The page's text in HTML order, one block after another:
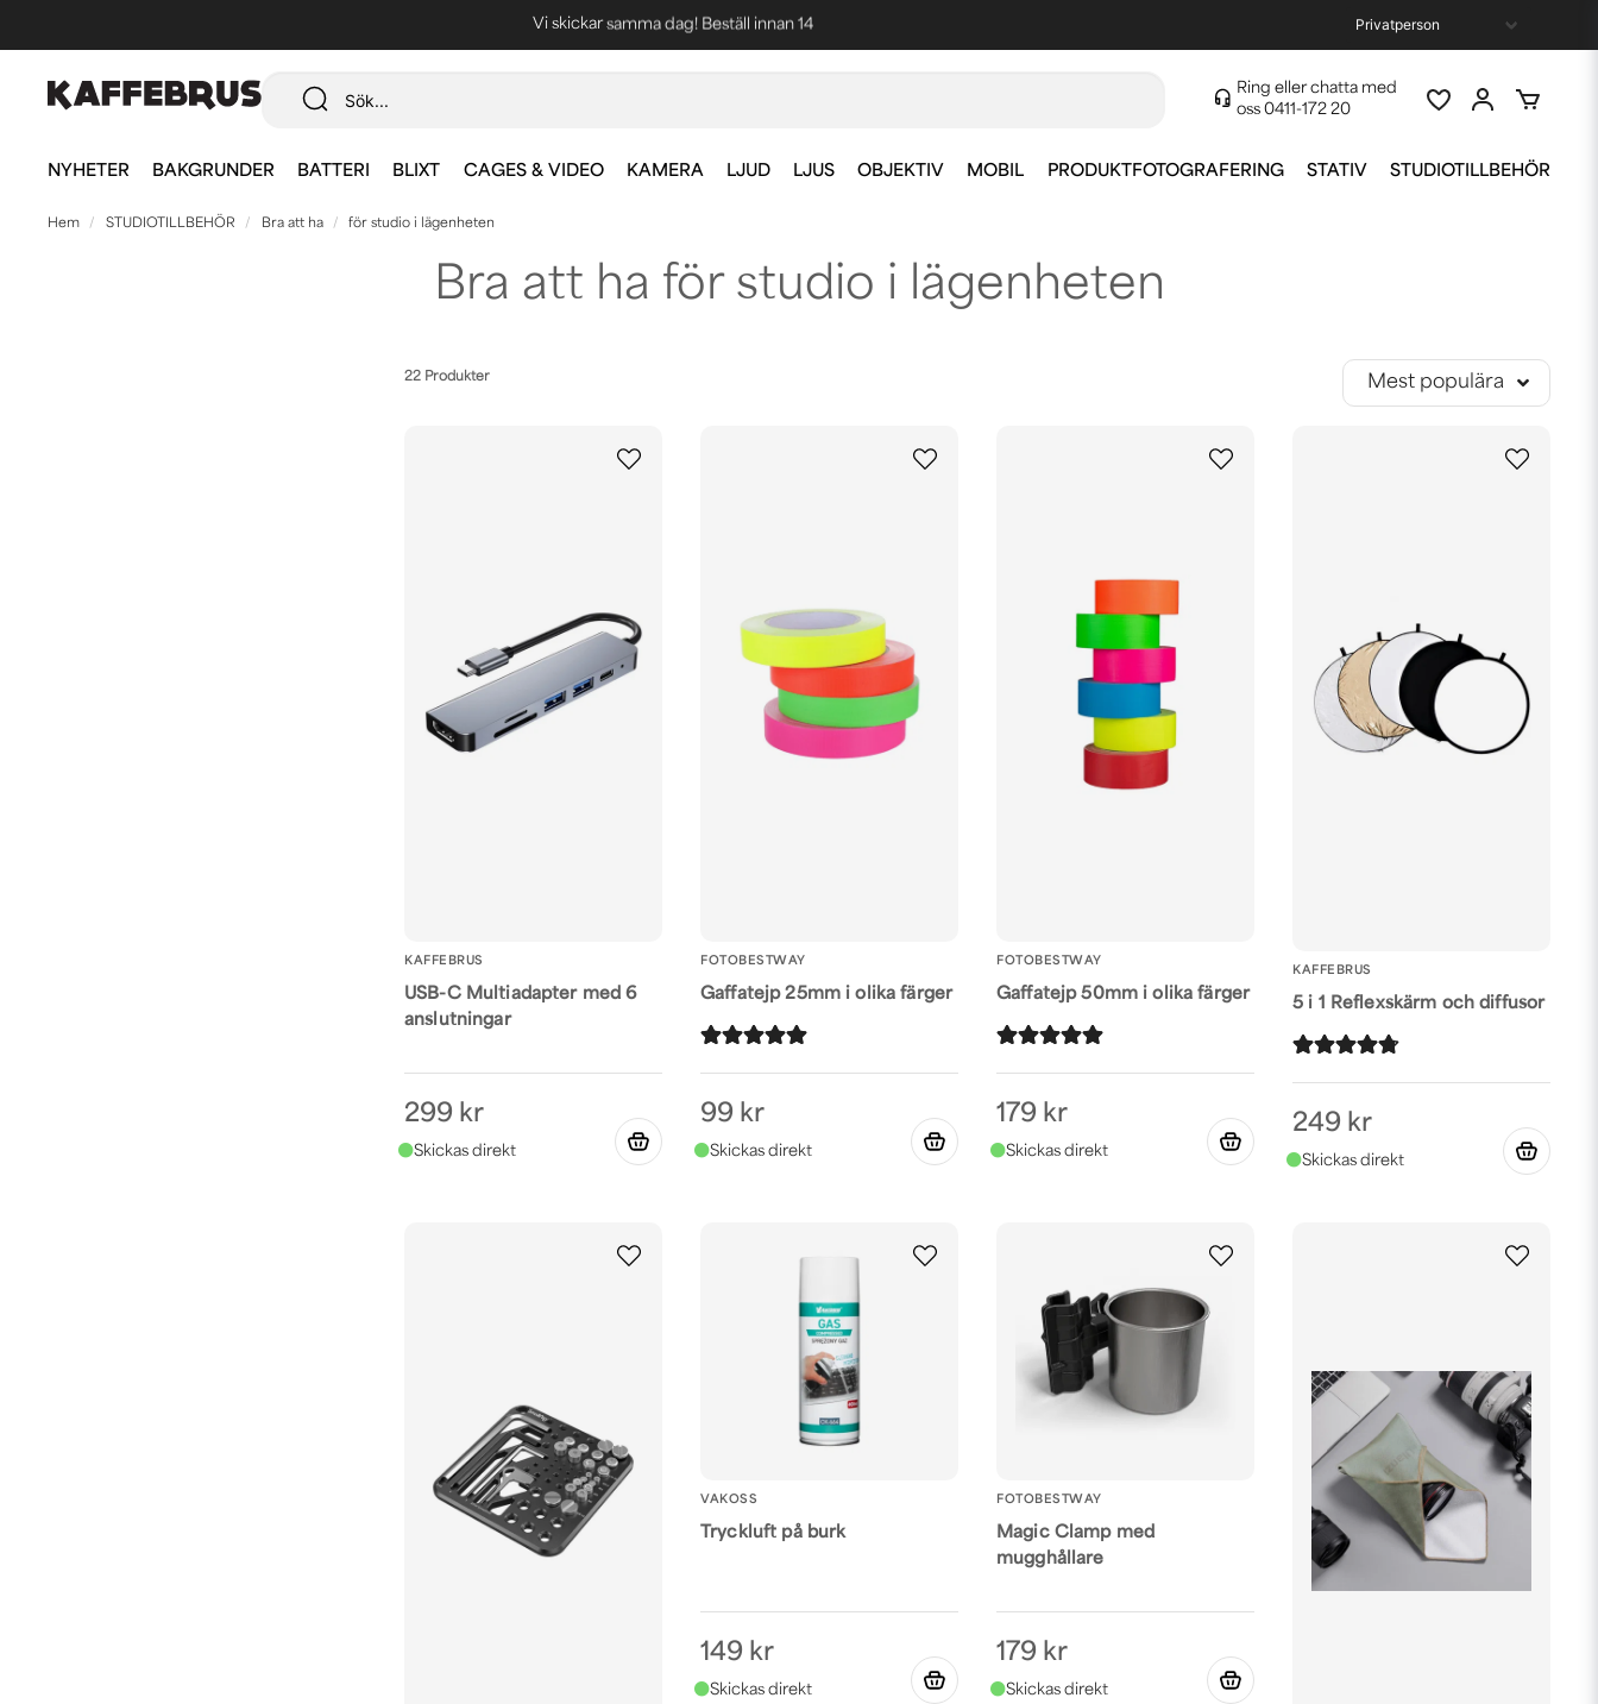
Blixtsnabba leveranser
Ring eller chatta med
oss 0411-172 20
NYHETER BAKGRUNDER BATTERI BLIXT CAGES & VIDEO KAMERA LJUD LJUS OBJEKTIV MOBIL PRODUKTFOTOGRAFERING STATIV STUDIOTILLBEHÖR
Hem STUDIOTILLBEHÖR Bra att ha för studio i lägenheten
Bra att ha för studio i lägenheten
22 Produkter Mest populära
KAFFEBRUS
USB-C Multiadapter med 6
anslutningar
299 kr
FOTOBESTWAY
Gaffatejp 25mm i olika färger
99 kr
FOTOBESTWAY
Gaffatejp 50mm i olika färger
179 kr
KAFFEBRUS
5 i 1 Reflexskärm och diffusor
249 kr
VAKOSS
Tryckluft på burk
149 kr
FOTOBESTWAY
Magic Clamp med
mugghållare
179 kr